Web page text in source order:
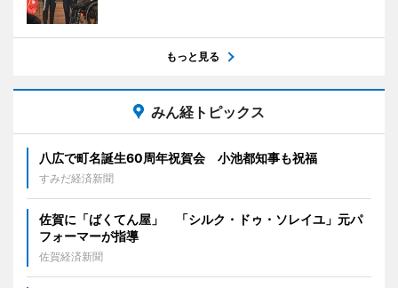
もっと見る
みん経トピックス
八広で町名誕生60周年祝賀会 小池都知事も祝福
すみだ経済新聞
佐賀に「ばくてん屋」 「シルク・ドゥ・ソレイユ」元パ
フォーマーが指導
佐賀経済新聞